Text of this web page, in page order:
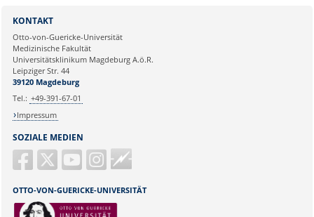
Krüger
Ihre E-Mailadresse:
Ihr Anliegen:
SOZIALE MEDIEN
Guericke
FM
OTTO-VON-GUERICKE-UNIVERSITÄT
KONTAKT
Otto-von-Guericke-Universität
Medizinische Fakultät
Universitätsklinikum Magdeburg A.ö.R.
Leipziger Str. 44
39120 Magdeburg
Tel.: +49-391-67-01
Impressum